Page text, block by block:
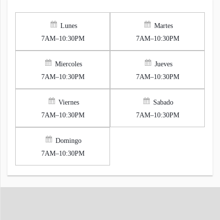
Lunes
7AM–10:30PM
Martes
7AM–10:30PM
Miercoles
7AM–10:30PM
Jueves
7AM–10:30PM
Viernes
7AM–10:30PM
Sabado
7AM–10:30PM
Domingo
7AM–10:30PM